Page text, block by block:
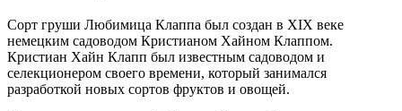
Сорт груши Любимица Клаппа был создан в XIX веке
немецким садоводом Кристианом Хайном Клаппом.
Кристиан Хайн Клапп был известным садоводом и
селекционером своего времени, который занимался
разработкой новых сортов фруктов и овощей.